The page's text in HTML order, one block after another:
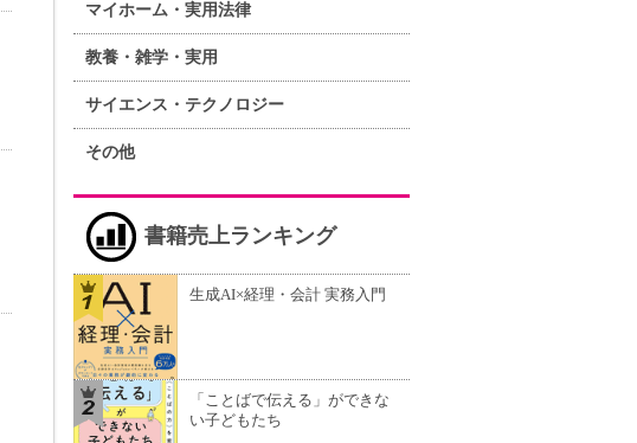
マイホーム・実用法律
教養・雑学・実用
サイエンス・テクノロジー
その他
書籍売上ランキング
生成AI×経理・会計 実務入門
「ことばで伝える」ができな
い子どもたち